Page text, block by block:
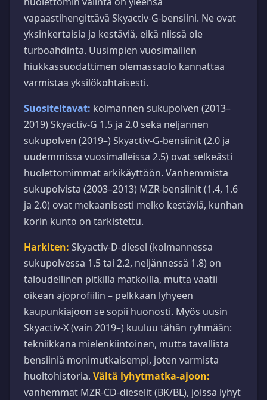
vapaastihengittävä Skyactiv-G-bensiini. Ne ovat
yksinkertaisia ja kestäviä, eikä niissä ole
turboahdinta. Uusimpien vuosimallien
hiukkassuodattimen olemassaolo kannattaa
varmistaa yksilökohtaisesti.
Suositeltavat: kolmannen sukupolven (2013–
2019) Skyactiv-G 1.5 ja 2.0 sekä neljännen
sukupolven (2019–) Skyactiv-G-bensiinit (2.0 ja
uudemmissa vuosimalleissa 2.5) ovat selkeästi
huolettomimmat arkikäyttöön. Vanhemmista
sukupolvista (2003–2013) MZR-bensiinit (1.4, 1.6
ja 2.0) ovat mekaanisesti melko kestäviä, kunhan
korin kunto on tarkistettu.
Harkiten: Skyactiv-D-diesel (kolmannessa
sukupolvessa 1.5 tai 2.2, neljännessä 1.8) on
taloudellinen pitkillä matkoilla, mutta vaatii
oikean ajoprofiilin – pelkkään lyhyeen
kaupunkiajoon se sopii huonosti. Myös uusin
Skyactiv-X (vain 2019–) kuuluu tähän ryhmään:
tekniikkana mielenkiintoinen, mutta tavallista
bensiiniä monimutkaisempi, joten varmista
huoltohistoria. Vältä lyhytmatka-ajoon:
vanhemmat MZR-CD-dieselit (BK/BL), joissa lyhyt